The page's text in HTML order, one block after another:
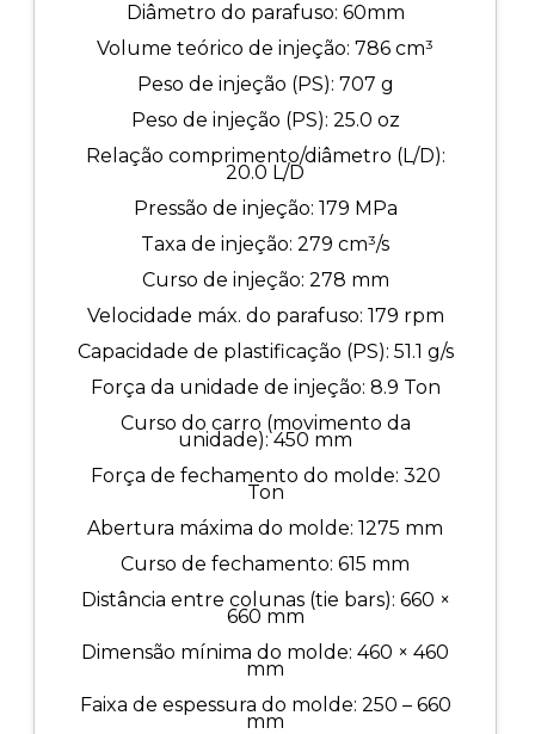
Diâmetro do parafuso: 60mm
Volume teórico de injeção: 786 cm³
Peso de injeção (PS): 707 g
Peso de injeção (PS): 25.0 oz
Relação comprimento/diâmetro (L/D):
20.0 L/D
Pressão de injeção: 179 MPa
Taxa de injeção: 279 cm³/s
Curso de injeção: 278 mm
Velocidade máx. do parafuso: 179 rpm
Capacidade de plastificação (PS): 51.1 g/s
Força da unidade de injeção: 8.9 Ton
Curso do carro (movimento da
unidade): 450 mm
Força de fechamento do molde: 320
Ton
Abertura máxima do molde: 1275 mm
Curso de fechamento: 615 mm
Distância entre colunas (tie bars): 660 ×
660 mm
Dimensão mínima do molde: 460 × 460
mm
Faixa de espessura do molde: 250 – 660
mm